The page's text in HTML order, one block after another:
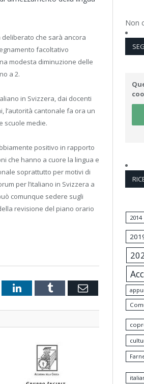
deliberato che sarà ancora
facoltativo
modesta diminuzione delle
a 2.
in Svizzera, dai docenti
l’autorità cantonale fa ora un
scuole medie.
positivo in rapporto
che hanno a cuore la lingua e
soprattutto per motivi di
per l’italiano in Svizzera a
comunque sedere sugli
revisione del piano orario
LinkedInTumblr Email
Non
2014